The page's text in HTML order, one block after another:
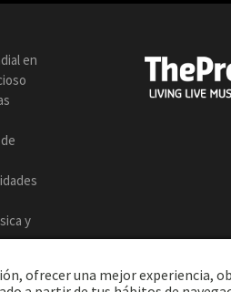
en
y
ofrecer una mejor experiencia,